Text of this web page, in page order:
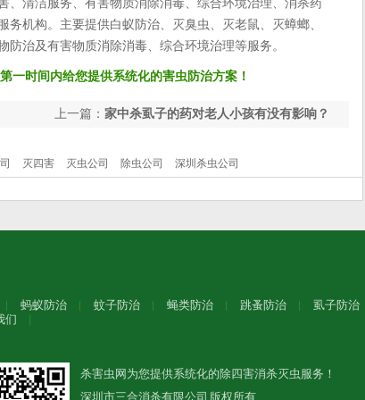
、清洁服务、有害物质消除消毒、综合环境治理、消杀药
机构。主要提供白蚁防治、灭臭虫、灭老鼠、灭蟑螂、
治及有害物质消除消毒、综合环境治理等服务。
一时间内给您提供系统化的害虫防治方案！
上一篇： 家中杀虱子的药对老人小孩有没有影响？
灭四害 灭虫公司 除虫公司 深圳杀虫公司
蚂蚁防治 蚊子防治 蝇类防治 跳蚤防治 虱子防治
们
杀害虫网为您提供系统化的除四害消杀灭虫服务！
深圳市三合消杀有限公司 版权所有